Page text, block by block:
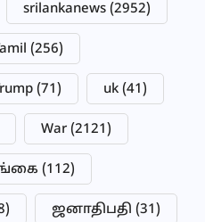
srilankanews (2952)
(256)
(71) uk (41)
War (2121)
(112)
ஜனாதிபதி (31)